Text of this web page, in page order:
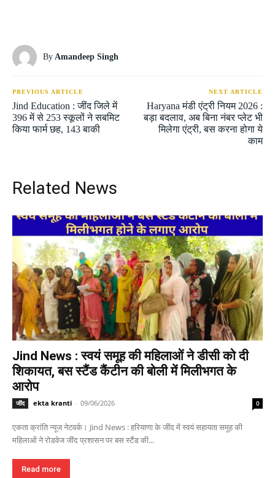
By Amandeep Singh
PREVIOUS ARTICLE
Jind Education : जींद जिले में
396 में से 253 स्कूलों ने सबमिट
किया फार्म छह, 143 बाकी
NEXT ARTICLE
Haryana मंडी एंट्री नियम 2026 :
बड़ा बदलाव, अब बिना नंबर प्लेट भी
मिलेगा एंट्री, बस करना होगा ये
काम
Related News
Jind News : स्वयं समूह की महिलाओं ने डीसी को दी
शिकायत, बस स्टैंड कैंटीन की बोली में मिलीभगत के
आरोप
जींद ekta kranti - 09/06/2026 0
एकता क्रांति न्यूज नेटवर्क। Jind News : हरियाणा के जींद में स्वयं सहायता समूह की
महिलाओं ने रोडवेज जींद प्रशासन पर बस स्टैंड की...
Read more